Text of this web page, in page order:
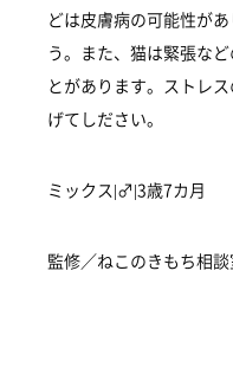
どは皮膚病の可能性が
う。また、猫は緊張な
とがあります。ストレ
げてしださい。
ミックス|♂|3歳7カ月
監修／ねこのきもち相